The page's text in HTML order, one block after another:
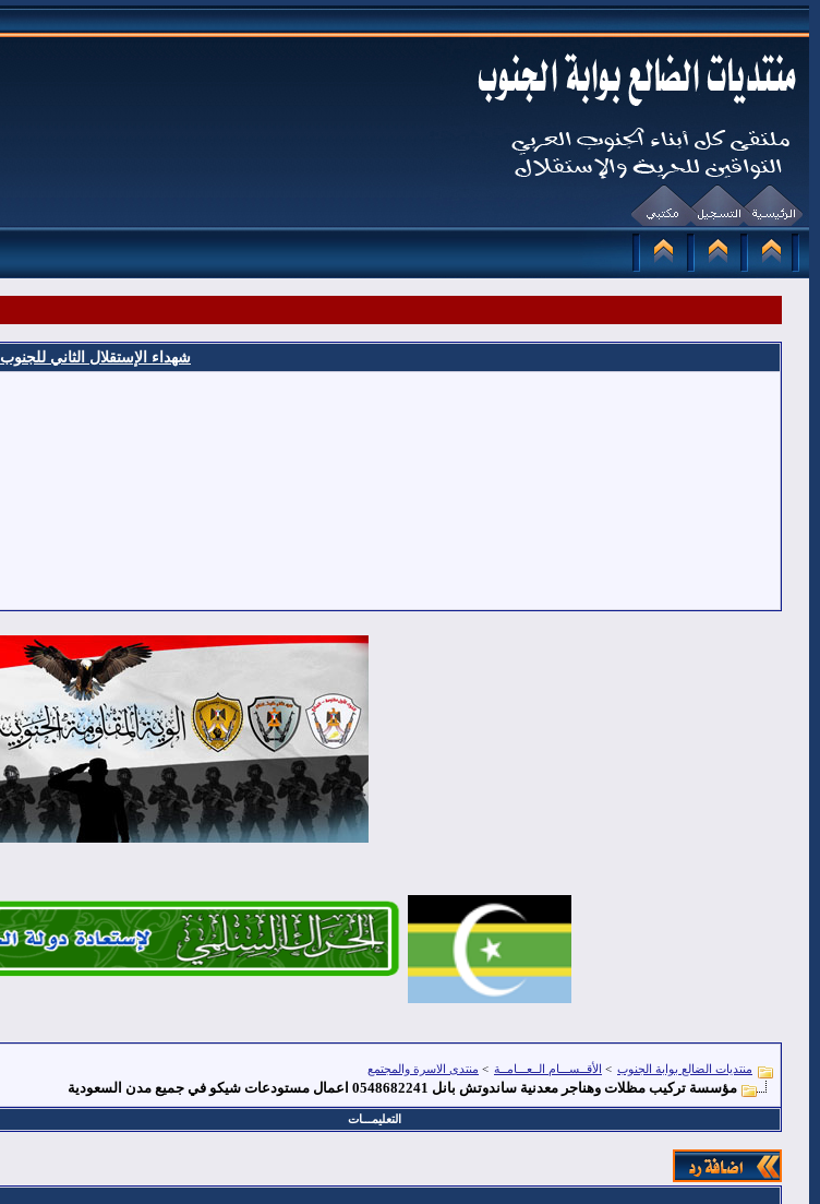
شهداء الإستقلال الثاني للجنوب
منتديات الضالع بوابة الجنوب > الأقــســـام الــعـــامــة > منتدى الاسرة والمجتمع
مؤسسة تركيب مظلات وهناجر معدنية ساندوتش بانل 0548682241 اعمال مستودعات شيكو في جميع مدن السعودية
التعليمـــات